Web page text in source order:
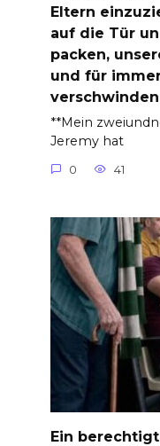
Eltern
auf die Tür
packen,
und für
**Mein
Jeremy hat
0 41
Ein